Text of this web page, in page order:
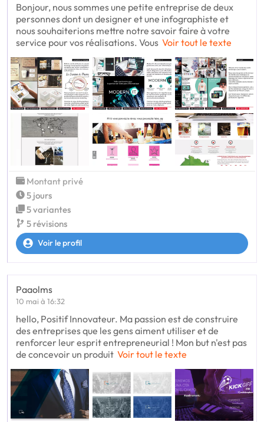
Bonjour, nous sommes une petite entreprise de deux
personnes dont un designer et une infographiste et
nous souhaiterions mettre notre savoir faire à votre
service pour vos réalisations. Vous Voir tout le texte
Montant privé
5 jours
5 variantes
5 révisions
Voir le profil
Paaolms
10 mai à 16:32
hello, Positif Innovateur. Ma passion est de construire
des entreprises que les gens aiment utiliser et de
renforcer leur esprit entrepreneurial ! Mon but n'est pas
de concevoir un produit Voir tout le texte